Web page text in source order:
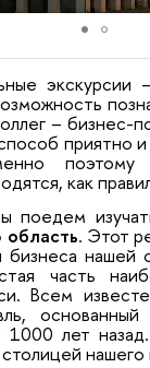
экскурсии
– бизнес-
приятно
поэтому
как
поедем
. Этот
бизнеса нашей
часть
Всем
лет
нашего